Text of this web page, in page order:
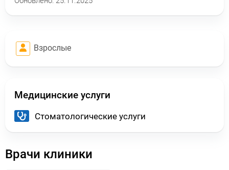
Взрослые
Медицинские услуги
Стоматологические услуги
Врачи клиники